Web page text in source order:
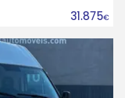
31.875€